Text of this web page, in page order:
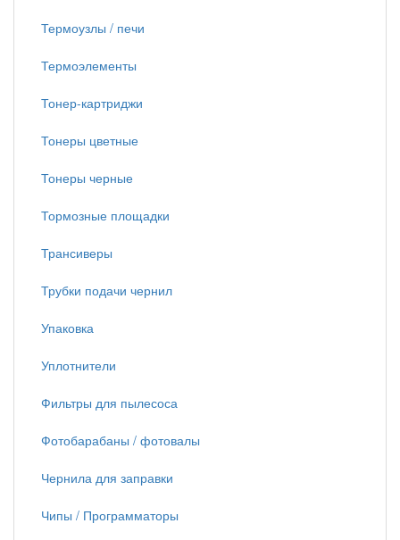
Термоузлы / печи
Термоэлементы
Тонер-картриджи
Тонеры цветные
Тонеры черные
Тормозные площадки
Трансиверы
Трубки подачи чернил
Упаковка
Уплотнители
Фильтры для пылесоса
Фотобарабаны / фотовалы
Чернила для заправки
Чипы / Программаторы